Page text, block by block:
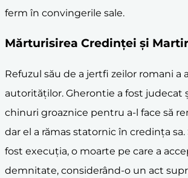
ferm în convingerile sale.
Mărturisirea Credinței și
Refuzul său de a jertfi zeilor romani a
autorităților. Gherontie a fost judecat
chinuri groaznice pentru a-l face să
dar el a rămas statornic în credința
fost execuția, o moarte pe care a
demnitate, considerând-o un act